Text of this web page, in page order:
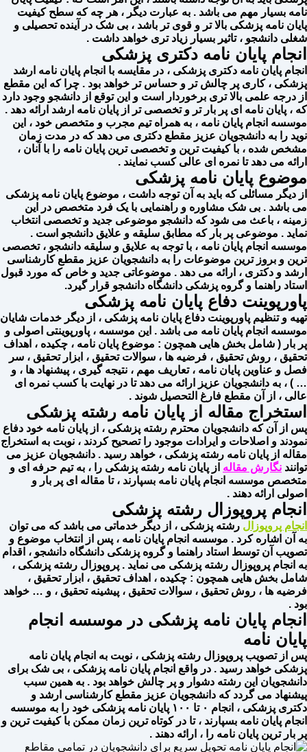
نامه بسیار مهم می باشد . به عبارت دیگر ، هر چه که سطح کیفیت
پایان نامه پزشکی بالا تر و قوی تر باشد ، بی شک در آینده تحصیلی و
شغلی دانشجو ، تاثیر بسیار زیاد تری خواهد داشت .
انجام پایان نامه دکتری پزشکی
انجام پایان نامه دکتری پزشکی ، در مقایسه با انجام پایان نامه ارشد
پزشکی ، کاری پر چالش تر و حساس تر خواهد بود . چرا که این مقطع
از درجه علمی بالا تری برخوردار است و این توقع از دانشجو وجود دارد
که ، پایان نامه ای پر ‌بار تر و تخصصی تر از پایان نامه ارشد ارائه دهد .
موسسه انجام پایان نامه ، به همراه تیم مجرب و متخصص خود ، این
نوید را به دانشجویان عزیز مقطع دکتری می دهد که در مدت زمان
مشخص شده ، با کیفیت ترین و تخصصی ترین پایان نامه را با آنان ،
ارائه می دهد تا نمره ای عالی کسب نمایند .
موضوع پایان نامه پزشکی
از دیگر مسائلی که باید به آن توجه داشت ، موضوع پایان نامه پزشکی
می باشد . بی شک مشاوره و راهنمایی با یک فرد متخصص در این
زمینه ، باعث می شود که دانشجو موضوعی جدید و تخصصی انتخاب
نماید . موضوعی پر بار که مطابق سلیقه و علایق دانشجو است .
موسسه انجام پایان نامه ، با توجه به علایق و سلیقه دانشجو ، تخصصی
ترین و بروز ترین موضوعات را به دانشجویان عزیز مقطع کارشناسی
ارشد و دکتری ، ارائه می دهد . موضوعاتی جدید و خاص که مورد قبول
استاد راهنما و گروه پزشکی دانشگاه دانشجو قرار گیرد.
پاورپوینت دفاع پایان نامه پزشکی
تهیه و تنظیم پاورپوینت دفاع پایان نامه پزشکی ، از دیگر خدمات شایان
موسسه انجام پایان نامه می باشد . این موسسه ، پاورپوینتی اصولی و
پر بار ( شامل بخش هایی همچون : موضوع پایان نامه ، چکیده ، اهداف
تحقیق ، روش تحقیق ، فرضیه ها ، سوالات تحقیق ، ابزار تحقیق ، سر
فصل و عناوین پایان نامه ، تعاریف مهم ، نتیجه گیری ، پیشنهاد ها ، و
… ) ، به دانشجویان عزیز ارائه می دهد تا در نهایت با کسب نمره ای
عالی ، از آن مقطع فارغ التحصیل شوند .
استخراج مقاله از پایان نامه رشته پزشکی
پس از آن که دانشجویان محترم رشته پزشکی ، از پایان نامه خود دفاع
نمودند و اصلاحات و ایرادات موجود را تصحیح کردند ، نوبت به استخراج
مقاله از پایان نامه رشته پزشکی ، خواهد رسید . دانشجویان عزیز می
توانند نگارش مقاله از پایان نامه رشته پزشکی را ، به تیم حرفه ای و
متخصص موسسه انجام پایان نامه بسپارند ، تا مقاله ای پر بار و
اصولی ارائه دهند .
انجام پروپوزال رشته پزشکی
انجام پروپوزال رشته پزشکی ، از دیگر خدماتی می باشد که می توان
به آن اشاره کرد . موسسه انجام پایان نامه ، پس از انتخاب موضوع و
تصویب آن توسط استاد راهنما و گروه پزشکی دانشگاه دانشجو ، اقدام
به انجام پروپوزال رشته پزشکی می نماید . پروپوزال رشته پزشکی ،
شامل بخش هایی همچون : چکیده ، اهداف تحقیق ، ابزار تحقیق ،
فرضیه ها ، روش تحقیق ، سوالات تحقیق ، پیشینه تحقیق ، و … خواهد
بود .
انجام پایان نامه پزشکی در موسسه انجام
پایان نامه
پس از تصویب پروپوزال رشته پزشکی ، نوبت به انجام پایان نامه
پزشکی خواهد رسید . در واقع انجام پایان نامه پزشکی ، بی شک برای
دانشجویان این رشته دشوار و پر چالش خواهد بود . به همین سبب
پیشنهاد می گردد که دانشجویان عزیز مقطع کارشناسی ارشد و
دکتری پزشکی ، انجام ۰ تا ۱۰۰ پایان نامه پزشکی خود را به موسسه
انجام پایان نامه بسپارند ، تا در کوتاه ترین زمان ممکن با کیفیت ترین و
پر بار ترین پایان نامه را ، ارائه دهند .